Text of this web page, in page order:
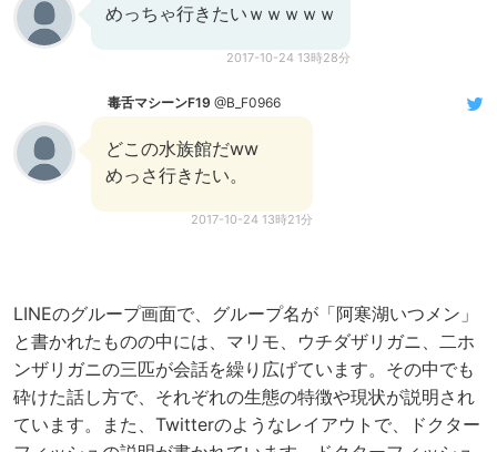
めっちゃ行きたいｗｗｗｗｗ
2017-10-24 13時28分
毒舌マシーンF19 @B_F0966
どこの水族館だww
めっさ行きたい。
2017-10-24 13時21分
LINEのグループ画面で、グループ名が「阿寒湖いつメン」
と書かれたものの中には、マリモ、ウチダザリガニ、二ホ
ンザリガニの三匹が会話を繰り広げています。その中でも
砕けた話し方で、それぞれの生態の特徴や現状が説明され
ています。また、Twitterのようなレイアウトで、ドクター